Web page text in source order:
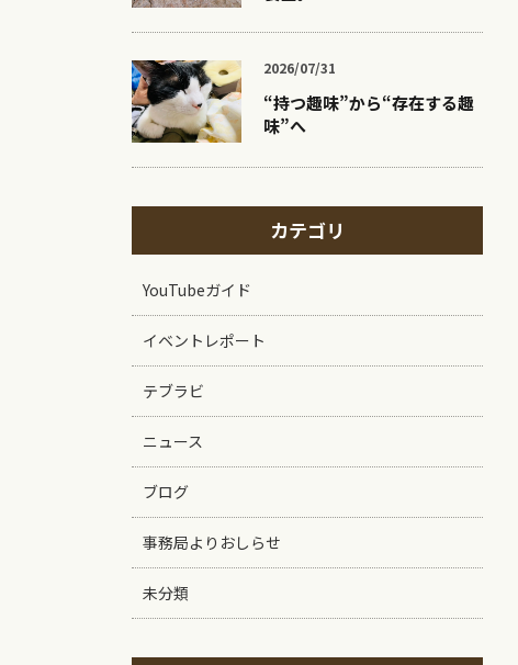
2026/07/31
“持つ趣味”から“存在する趣
味”へ
カテゴリ
YouTubeガイド
イベントレポート
テブラビ
ニュース
ブログ
事務局よりおしらせ
未分類